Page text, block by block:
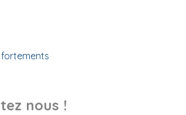
nous !